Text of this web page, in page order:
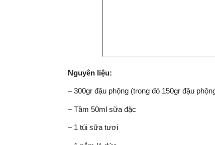
Nguyên liệu:
– 300gr đậu phộng (trong đó 150gr đậu
– Tầm 50ml sữa đặc
– 1 túi